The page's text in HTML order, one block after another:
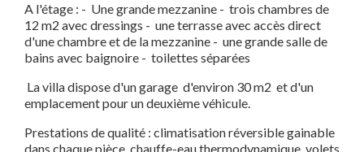
A l'étage : - Une grande mezzanine - trois chambres de
12 m2 avec dressings - une terrasse avec accès direct
d'une chambre et de la mezzanine - une grande salle de
bains avec baignoire - toilettes séparées
La villa dispose d'un garage d'environ 30 m2 et d'un
emplacement pour un deuxième véhicule.
Prestations de qualité : climatisation réversible gainable
dans chaque pièce, chauffe-eau thermodynamique, volets